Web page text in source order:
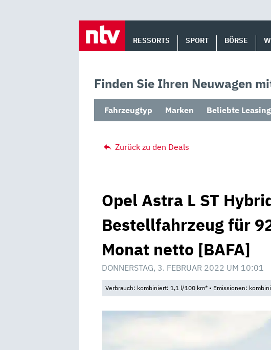
RESSORTS SPORT BÖRSE
Finden Sie Ihren Neuwagen
Fahrzeugtyp Marken Beliebte
Zurück zu den Deals
Opel Astra L ST
Bestellfahrzeug für
Monat netto [BAFA]
DONNERSTAG, 3. FEBRUAR 2022 UM 10:01
Verbrauch: kombiniert: 1,1 l/100 km* • Emissionen: